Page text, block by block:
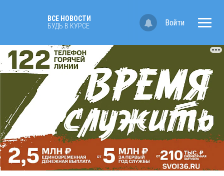
ВСЕ НОВОСТИ
БУДЬ В КУРСЕ
Войти